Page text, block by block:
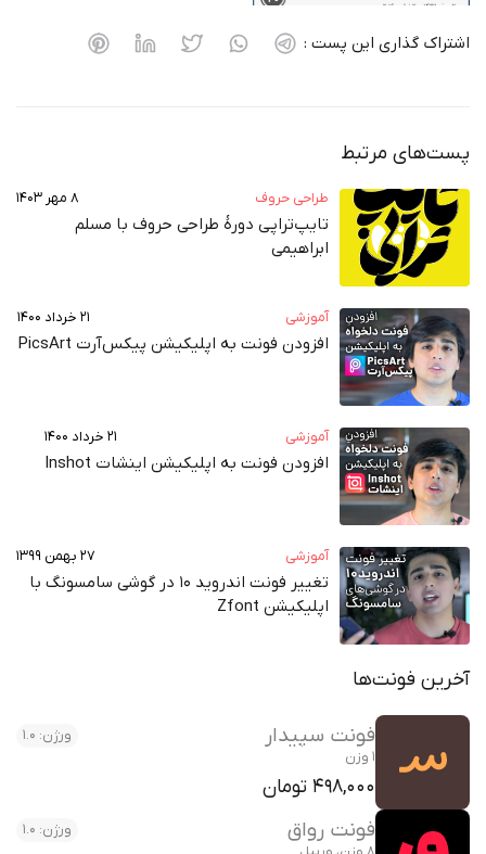
اشتراک گذاری این پست :
پست‌های مرتبط
طراحی حروف
تایپ‌تراپی دورهٔ طراحی حروف با مسلم
ابراهیمی
آموزشی
افزودن فونت به اپلیکیشن پیکس‌آرت PicsArt
آموزشی
افزودن فونت به اپلیکیشن اینشات Inshot
آموزشی
تغییر فونت اندروید ۱۰ در گوشی سامسونگ با
اپلیکیشن Zfont
آخرین فونت‌ها
فونت سپیدار
ورژن: 1.0
498,000 تومان
فونت رواق
ورژن: 1.0